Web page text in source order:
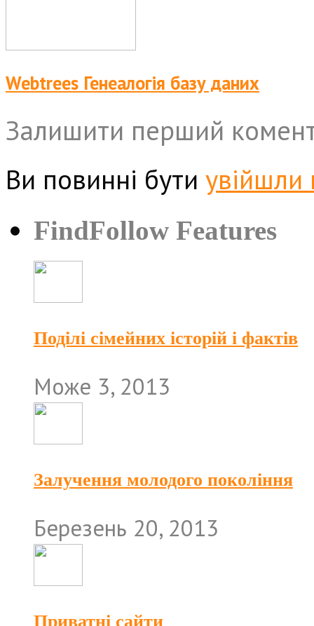
Webtrees Генеалогія базу даних
Залишити перший
Ви повинні бути увійшли
FindFollow Features
Поділі сімейних історій і фактів
Може 3, 2013
Залучення молодого покоління
Березень 20, 2013
Приватні сайти